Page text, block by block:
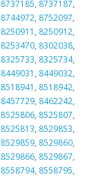
8737185, 8737187,
8744972, 8752097,
8250911 , 8250912,
8253470, 8302038,
8325733, 8325734,
8449031 , 8449032,
8518941 , 8518942,
8457729, 8462242,
8525806, 8525807,
8525813, 8529853,
8529859, 8529860,
8529866, 8529867,
8558794, 8558795,